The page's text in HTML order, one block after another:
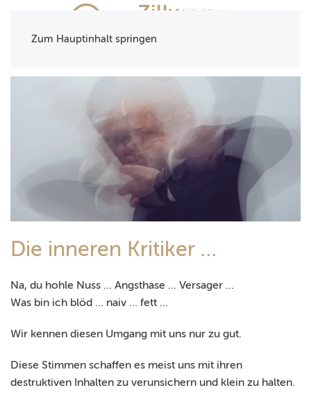
Zum Hauptinhalt springen
Die inneren Kritiker …
Na, du hohle Nuss … Angsthase … Versager …
Was bin ich blöd … naiv … fett …
Wir kennen diesen Umgang mit uns nur zu gut.
Diese Stimmen schaffen es meist uns mit ihren
destruktiven Inhalten zu verunsichern und klein zu halten.